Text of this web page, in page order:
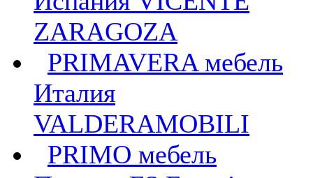
ZARAGOZA
PRIMAVERA мебель
Италия
VALDERAMOBILI
PRIMO мебель